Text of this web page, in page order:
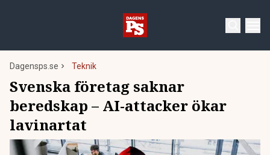
Dagensps.se Teknik
Svenska företag saknar
beredskap – AI-attacker ökar
lavinartat